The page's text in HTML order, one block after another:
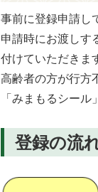
事前に登録申請し
申請時にお渡しす
付けていただきま
高齢者の方が行方
「みまもるシー
登録の流